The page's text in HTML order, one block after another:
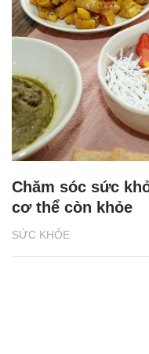
SỨC KHỎE
Chăm sóc sức
cơ thể còn khỏe